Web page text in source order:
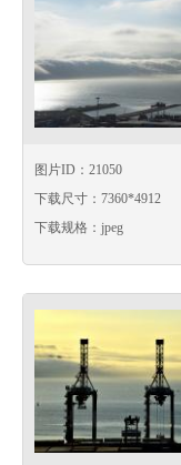
图片ID：21050
下载尺寸：7360*4912
下载规格：jpeg